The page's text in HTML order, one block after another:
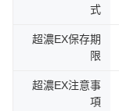
式
超濃EX保存期
限
超濃EX注意事
項